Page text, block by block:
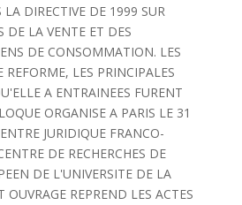
DIRECTIVE DE 1999 SUR
DE LA VENTE ET DES
DE CONSOMMATION. LES
REFORME, LES PRINCIPALES
A ENTRAINEES FURENT
ORGANISE A PARIS LE 31
JURIDIQUE FRANCO-
DE RECHERCHES DE
DE L'UNIVERSITE DE LA
OUVRAGE REPREND LES ACTES